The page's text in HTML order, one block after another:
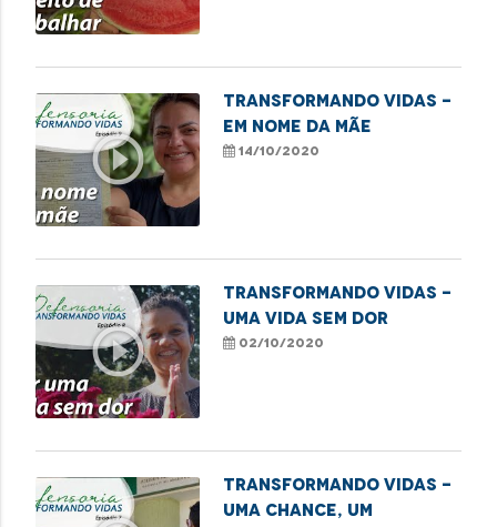
play_circle_outline
Transformando Vidas -
Em nome da mãe
14/10/2020
play_circle_outline
TRANSFORMANDO VIDAS -
UMA VIDA SEM DOR
02/10/2020
Transformando Vidas -
Uma chance, um